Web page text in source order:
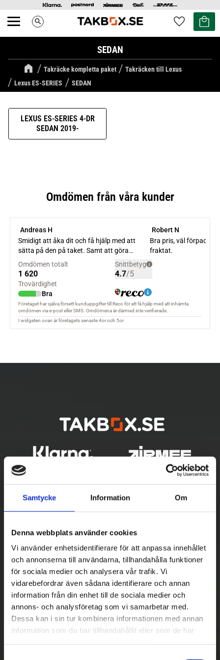
Samtycke Information Om
Denna webbplats använder cookies
Vi använder enhetsidentifierare för att anpassa innehållet
och annonserna till användarna, tillhandahålla funktioner
för sociala medier och analysera vår trafik. Vi
vidarebefordrar även sådana identifierare och annan
information från din enhet till de sociala medier och
annons- och analysföretag som vi samarbetar med.
Dessa kan i sin tur kombinera informationen med annan
information som du har tillhandahållit eller som de har
Meny search Favoriter
Kundvagn
SEDAN
Takräcke kompletta paket
Takräcken till Lexus
Lexus ES-SERIES
SEDAN
LEXUS ES-SERIES 4-DR
SEDAN 2019-
Betala säkert
|| Välj ||
Snabba leveranser
||
Eller ||
Hämta på lagret med/utan montering